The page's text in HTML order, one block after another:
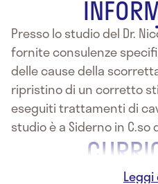
Presso lo studio del Dr.
fornite consulenze
delle cause della
ripristino di un corretto
eseguiti trattamenti di
studio è a Siderno in C.so
Biologo Nutrizionista